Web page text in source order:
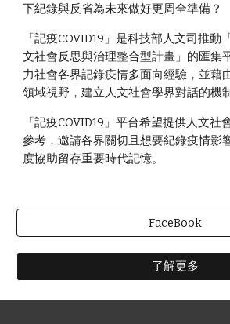
下紀錄與反省為未來做好更周全準備？
「記疫COVID19」是科技部人文司推動
文社會反思與治理整合型計畫」的匯集
力社會各界記錄疫情多面向經驗，並藉
領域視野，建立人文社會學界對話的機制
「記疫COVID19」平台希望提供人文社
參考，邀請各界關切且想要紀錄疫情影
度協助留存重要時代記憶。
FaceBook
了解更多